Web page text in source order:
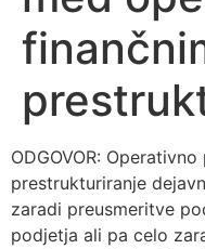
ODGOVOR:
prestrukturiranje
zaradi preusmeritve
podjetja ali pa celo